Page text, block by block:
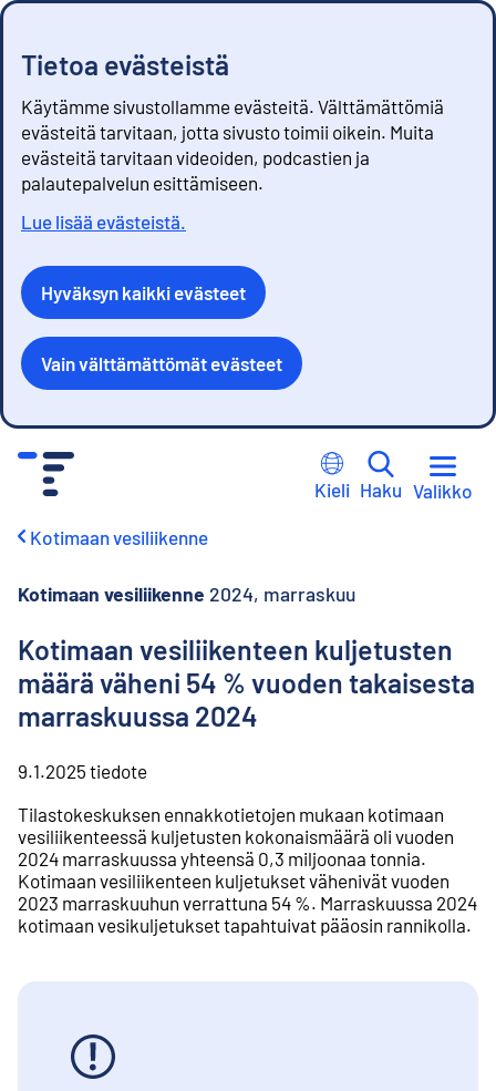
Tietoa evästeistä
Käytämme sivustollamme evästeitä. Välttämättömiä
evästeitä tarvitaan, jotta sivusto toimii oikein. Muita
evästeitä tarvitaan videoiden, podcastien ja
palautepalvelun esittämiseen.
Lue lisää evästeistä.
Hyväksyn kaikki evästeet
Vain välttämättömät evästeet
Kieli Haku Valikko
Kotimaan vesiliikenne
Kotimaan vesiliikenne 2024, marraskuu
Kotimaan vesiliikenteen kuljetusten
määrä väheni 54 % vuoden takaisesta
marraskuussa 2024
9.1.2025 tiedote
Tilastokeskuksen ennakkotietojen mukaan kotimaan
vesiliikenteessä kuljetusten kokonaismäärä oli vuoden
2024 marraskuussa yhteensä 0,3 miljoonaa tonnia.
Kotimaan vesiliikenteen kuljetukset vähenivät vuoden
2023 marraskuuhun verrattuna 54 %. Marraskuussa 2024
kotimaan vesikuljetukset tapahtuivat pääosin rannikolla.